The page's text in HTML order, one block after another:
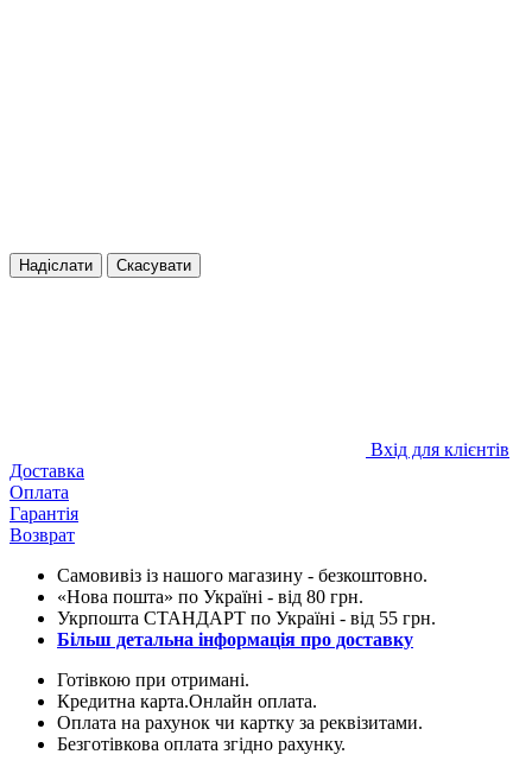
Надіслати Скасувати
Вхід для клієнтів
Доставка
Оплата
Гарантія
Возврат
Самовивіз із нашого магазину - безкоштовно.
«Нова пошта» по Україні - від 80 грн.
Укрпошта СТАНДАРТ по Україні - від 55 грн.
Більш детальна інформація про доставку
Готівкою при отримані.
Кредитна карта.Онлайн оплата.
Оплата на рахунок чи картку за реквізитами.
Безготівкова оплата згідно рахунку.